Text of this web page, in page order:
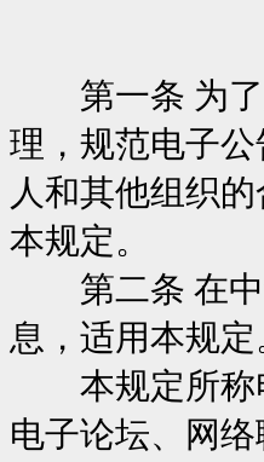
第一条 为了
理，规范电子
人和其他组织
本规定。
第二条 在中
息，适用本规定
本规定所称电
电子论坛、网